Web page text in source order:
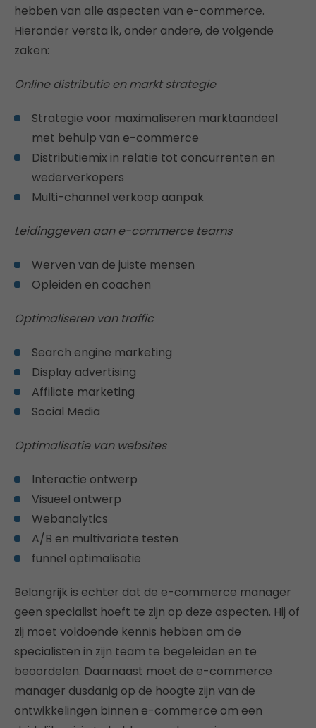
hebben van alle aspecten van e-commerce.
Hieronder versta ik, onder andere, de volgende
zaken:
Online distributie en markt strategie
Strategie voor maximaliseren marktaandeel
met behulp van e-commerce
Distributiemix in relatie tot concurrenten en
wederverkopers
Multi-channel verkoop aanpak
Leidinggeven aan e-commerce teams
Werven van de juiste mensen
Opleiden en coachen
Optimaliseren van traffic
Search engine marketing
Display advertising
Affiliate marketing
Social Media
Optimalisatie van websites
Interactie ontwerp
Visueel ontwerp
Webanalytics
A/B en multivariate testen
funnel optimalisatie
Belangrijk is echter dat de e-commerce manager
geen specialist hoeft te zijn op deze aspecten. Hij of
zij moet voldoende kennis hebben om de
specialisten in zijn team te begeleiden en te
beoordelen. Daarnaast moet de e-commerce
manager dusdanig op de hoogte zijn van de
ontwikkelingen binnen e-commerce om een